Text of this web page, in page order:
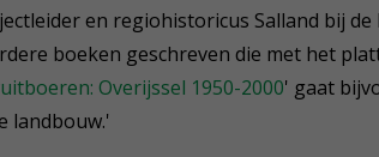
en regiohistoricus Salland bij de
boeken geschreven die met het
Overijssel 1950-2000' gaat
landbouw.'